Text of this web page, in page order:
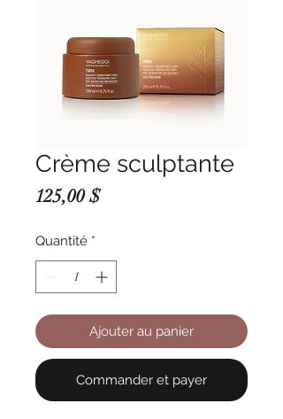
Crème sculptante
125,00 $Prix
Quantité *
Ajouter au panier
Commander et payer